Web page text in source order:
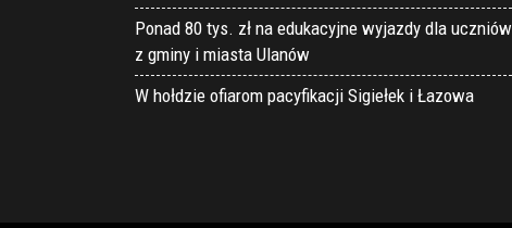
Ponad 80 tys. zł na edukacyjne wyjazdy dla uczniów
z gminy i miasta Ulanów
W hołdzie ofiarom pacyfikacji Sigiełek i Łazowa